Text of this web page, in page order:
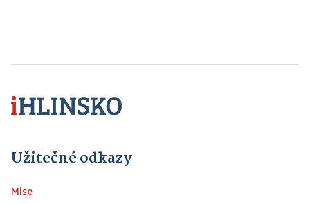
Užitečné odkazy
Mise